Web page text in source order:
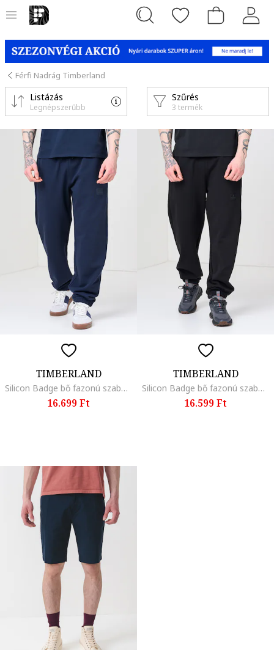
Férfi Nadrág Timberland
Szűrés
3 termék
Listázás
Legnépszerűbb
TIMBERLAND
Silicon Badge bő fazonú szabadidőnadrág, Tengerészkék
16.699 Ft
TIMBERLAND
Silicon Badge bő fazonú szabadidőnadrág, Fekete
16.599 Ft